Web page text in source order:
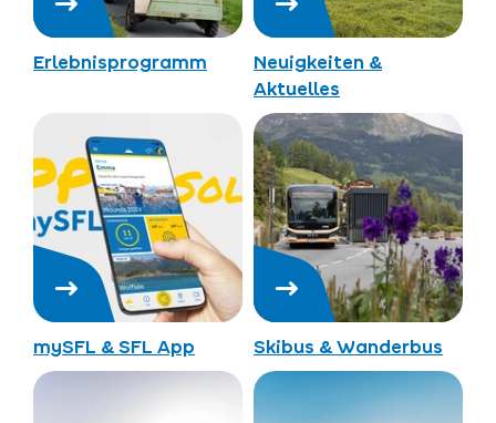
Erlebnisprogramm
Neuigkeiten &
Aktuelles
mySFL & SFL App Skibus & Wanderbus